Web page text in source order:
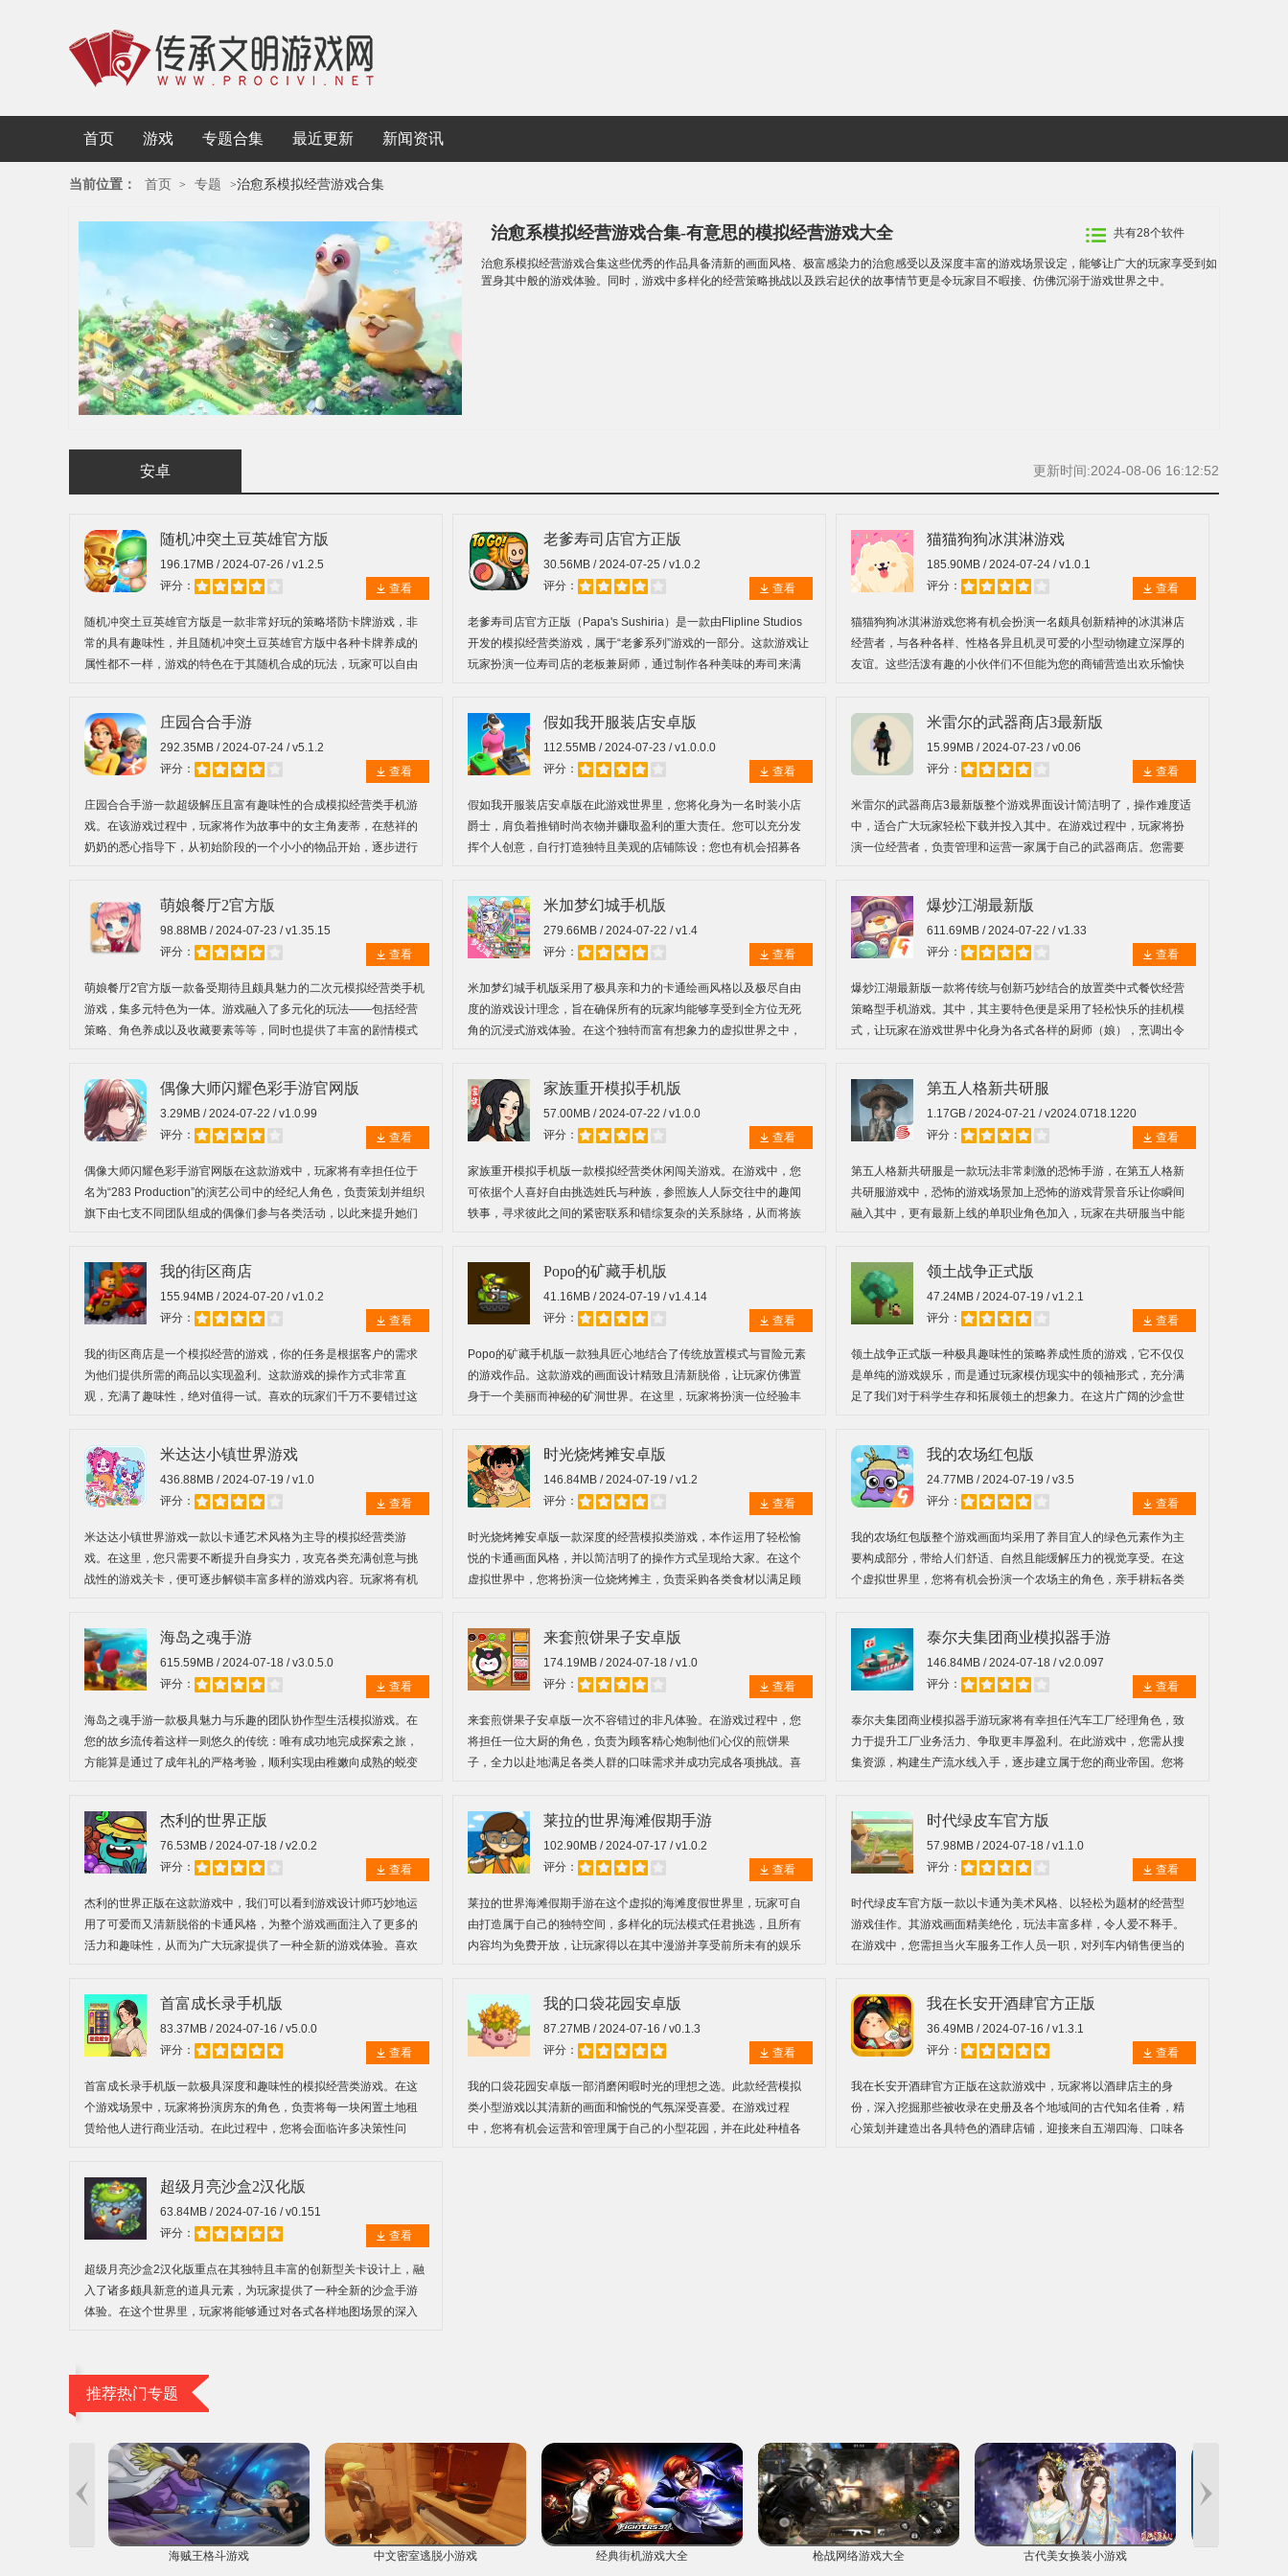
首页 游戏 专题合集 最近更新 新闻资讯
当前位置： 首页 > 专题 >治愈系模拟经营游戏合集
治愈系模拟经营游戏合集-有意思的模拟经营游戏大全 共有28个软件
治愈系模拟经营游戏合集这些优秀的作品具备清新的画面风格、极富感染力的治愈感受以及深度丰富的游戏场景设定，能够让广大的玩家享受到如
置身其中般的游戏体验。同时，游戏中多样化的经营策略挑战以及跌宕起伏的故事情节更是令玩家目不暇接、仿佛沉溺于游戏世界之中。
安卓 更新时间:2024-08-06 16:12:52
随机冲突土豆英雄官方版
196.17MB / 2024-07-26 / v1.2.5
评分：
查看
随机冲突土豆英雄官方版是一款非常好玩的策略塔防卡牌游戏，非
常的具有趣味性，并且随机冲突土豆英雄官方版中各种卡牌养成的
属性都不一样，游戏的特色在于其随机合成的玩法，玩家可以自由
老爹寿司店官方正版
30.56MB / 2024-07-25 / v1.0.2
评分：
查看
老爹寿司店官方正版（Papa's Sushiria）是一款由Flipline Studios
开发的模拟经营类游戏，属于“老爹系列”游戏的一部分。这款游戏让
玩家扮演一位寿司店的老板兼厨师，通过制作各种美味的寿司来满
游戏体验。
猫猫狗狗冰淇淋游戏
185.90MB / 2024-07-24 / v1.0.1
评分：
查看
猫猫狗狗冰淇淋游戏您将有机会扮演一名颇具创新精神的冰淇淋店
经营者，与各种各样、性格各异且机灵可爱的小型动物建立深厚的
友谊。这些活泼有趣的小伙伴们不但能为您的商铺营造出欢乐愉快
庄园合合手游
292.35MB / 2024-07-24 / v5.1.2
评分：
查看
庄园合合手游一款超级解压且富有趣味性的合成模拟经营类手机游
戏。在该游戏过程中，玩家将作为故事中的女主角麦蒂，在慈祥的
奶奶的悉心指导下，从初始阶段的一个小小的物品开始，逐步进行
假如我开服装店安卓版
112.55MB / 2024-07-23 / v1.0.0.0
评分：
查看
假如我开服装店安卓版在此游戏世界里，您将化身为一名时装小店
爵士，肩负着推销时尚衣物并赚取盈利的重大责任。您可以充分发
挥个人创意，自行打造独特且美观的店铺陈设；您也有机会招募各
米雷尔的武器商店3最新版
15.99MB / 2024-07-23 / v0.06
评分：
查看
米雷尔的武器商店3最新版整个游戏界面设计简洁明了，操作难度适
中，适合广大玩家轻松下载并投入其中。在游戏过程中，玩家将扮
演一位经营者，负责管理和运营一家属于自己的武器商店。您需要
萌娘餐厅2官方版
98.88MB / 2024-07-23 / v1.35.15
评分：
查看
萌娘餐厅2官方版一款备受期待且颇具魅力的二次元模拟经营类手机
游戏，集多元特色为一体。游戏融入了多元化的玩法——包括经营
策略、角色养成以及收藏要素等等，同时也提供了丰富的剧情模式
米加梦幻城手机版
279.66MB / 2024-07-22 / v1.4
评分：
查看
米加梦幻城手机版采用了极具亲和力的卡通绘画风格以及极尽自由
度的游戏设计理念，旨在确保所有的玩家均能够享受到全方位无死
角的沉浸式游戏体验。在这个独特而富有想象力的虚拟世界之中，
爆炒江湖最新版
611.69MB / 2024-07-22 / v1.33
评分：
查看
爆炒江湖最新版一款将传统与创新巧妙结合的放置类中式餐饮经营
策略型手机游戏。其中，其主要特色便是采用了轻松快乐的挂机模
式，让玩家在游戏世界中化身为各式各样的厨师（娘），烹调出令
偶像大师闪耀色彩手游官网版
3.29MB / 2024-07-22 / v1.0.99
评分：
查看
偶像大师闪耀色彩手游官网版在这款游戏中，玩家将有幸担任位于
名为“283 Production”的演艺公司中的经纪人角色，负责策划并组织
旗下由七支不同团队组成的偶像们参与各类活动，以此来提升她们
家族重开模拟手机版
57.00MB / 2024-07-22 / v1.0.0
评分：
查看
家族重开模拟手机版一款模拟经营类休闲闯关游戏。在游戏中，您
可依据个人喜好自由挑选姓氏与种族，参照族人人际交往中的趣闻
轶事，寻求彼此之间的紧密联系和错综复杂的关系脉络，从而将族
第五人格新共研服
1.17GB / 2024-07-21 / v2024.0718.1220
评分：
查看
第五人格新共研服是一款玩法非常刺激的恐怖手游，在第五人格新
共研服游戏中，恐怖的游戏场景加上恐怖的游戏背景音乐让你瞬间
融入其中，更有最新上线的单职业角色加入，玩家在共研服当中能
我的街区商店
155.94MB / 2024-07-20 / v1.0.2
评分：
查看
我的街区商店是一个模拟经营的游戏，你的任务是根据客户的需求
为他们提供所需的商品以实现盈利。这款游戏的操作方式非常直
观，充满了趣味性，绝对值得一试。喜欢的玩家们千万不要错过这
Popo的矿藏手机版
41.16MB / 2024-07-19 / v1.4.14
评分：
查看
Popo的矿藏手机版一款独具匠心地结合了传统放置模式与冒险元素
的游戏作品。这款游戏的画面设计精致且清新脱俗，让玩家仿佛置
身于一个美丽而神秘的矿洞世界。在这里，玩家将扮演一位经验丰
和采矿乐趣。
领土战争正式版
47.24MB / 2024-07-19 / v1.2.1
评分：
查看
领土战争正式版一种极具趣味性的策略养成性质的游戏，它不仅仅
是单纯的游戏娱乐，而是通过玩家模仿现实中的领袖形式，充分满
足了我们对于科学生存和拓展领土的想象力。在这片广阔的沙盒世
米达达小镇世界游戏
436.88MB / 2024-07-19 / v1.0
评分：
查看
米达达小镇世界游戏一款以卡通艺术风格为主导的模拟经营类游
戏。在这里，您只需要不断提升自身实力，攻克各类充满创意与挑
战性的游戏关卡，便可逐步解锁丰富多样的游戏内容。玩家将有机
时光烧烤摊安卓版
146.84MB / 2024-07-19 / v1.2
评分：
查看
时光烧烤摊安卓版一款深度的经营模拟类游戏，本作运用了轻松愉
悦的卡通画面风格，并以简洁明了的操作方式呈现给大家。在这个
虚拟世界中，您将扮演一位烧烤摊主，负责采购各类食材以满足顾
我的农场红包版
24.77MB / 2024-07-19 / v3.5
评分：
查看
我的农场红包版整个游戏画面均采用了养目宜人的绿色元素作为主
要构成部分，带给人们舒适、自然且能缓解压力的视觉享受。在这
个虚拟世界里，您将有机会扮演一个农场主的角色，亲手耕耘各类
海岛之魂手游
615.59MB / 2024-07-18 / v3.0.5.0
评分：
查看
海岛之魂手游一款极具魅力与乐趣的团队协作型生活模拟游戏。在
您的故乡流传着这样一则悠久的传统：唯有成功地完成探索之旅，
方能算是通过了成年礼的严格考验，顺利实现由稚嫩向成熟的蜕变
来套煎饼果子安卓版
174.19MB / 2024-07-18 / v1.0
评分：
查看
来套煎饼果子安卓版一次不容错过的非凡体验。在游戏过程中，您
将担任一位大厨的角色，负责为顾客精心炮制他们心仪的煎饼果
子，全力以赴地满足各类人群的口味需求并成功完成各项挑战。喜
泰尔夫集团商业模拟器手游
146.84MB / 2024-07-18 / v2.0.097
评分：
查看
泰尔夫集团商业模拟器手游玩家将有幸担任汽车工厂经理角色，致
力于提升工厂业务活力、争取更丰厚盈利。在此游戏中，您需从搜
集资源，构建生产流水线入手，逐步建立属于您的商业帝国。您将
杰利的世界正版
76.53MB / 2024-07-18 / v2.0.2
评分：
查看
杰利的世界正版在这款游戏中，我们可以看到游戏设计师巧妙地运
用了可爱而又清新脱俗的卡通风格，为整个游戏画面注入了更多的
活力和趣味性，从而为广大玩家提供了一种全新的游戏体验。喜欢
莱拉的世界海滩假期手游
102.90MB / 2024-07-17 / v1.0.2
评分：
查看
莱拉的世界海滩假期手游在这个虚拟的海滩度假世界里，玩家可自
由打造属于自己的独特空间，多样化的玩法模式任君挑选，且所有
内容均为免费开放，让玩家得以在其中漫游并享受前所未有的娱乐
时代绿皮车官方版
57.98MB / 2024-07-18 / v1.1.0
评分：
查看
时代绿皮车官方版一款以卡通为美术风格、以轻松为题材的经营型
游戏佳作。其游戏画面精美绝伦，玩法丰富多样，令人爱不释手。
在游戏中，您需担当火车服务工作人员一职，对列车内销售便当的
首富成长录手机版
83.37MB / 2024-07-16 / v5.0.0
评分：
查看
首富成长录手机版一款极具深度和趣味性的模拟经营类游戏。在这
个游戏场景中，玩家将扮演房东的角色，负责将每一块闲置土地租
赁给他人进行商业活动。在此过程中，您将会面临许多决策性问
我的口袋花园安卓版
87.27MB / 2024-07-16 / v0.1.3
评分：
查看
我的口袋花园安卓版一部消磨闲暇时光的理想之选。此款经营模拟
类小型游戏以其清新的画面和愉悦的气氛深受喜爱。在游戏过程
中，您将有机会运营和管理属于自己的小型花园，并在此处种植各
我在长安开酒肆官方正版
36.49MB / 2024-07-16 / v1.3.1
评分：
查看
我在长安开酒肆官方正版在这款游戏中，玩家将以酒肆店主的身
份，深入挖掘那些被收录在史册及各个地域间的古代知名佳肴，精
心策划并建造出各具特色的酒肆店铺，迎接来自五湖四海、口味各
超级月亮沙盒2汉化版
63.84MB / 2024-07-16 / v0.151
评分：
查看
超级月亮沙盒2汉化版重点在其独特且丰富的创新型关卡设计上，融
入了诸多颇具新意的道具元素，为玩家提供了一种全新的沙盒手游
体验。在这个世界里，玩家将能够通过对各式各样地图场景的深入
推荐热门专题
海贼王格斗游戏 中文密室逃脱小游戏 经典街机游戏大全 枪战网络游戏大全 古代美女换装小游戏